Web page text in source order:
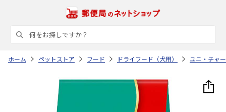
ホーム ペットストア フード ドライフード（犬用） ユニ・チャ